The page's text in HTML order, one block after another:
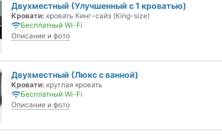
Двухместный (Улучшенный с 1 кроватью)
Кровати: кровать Кинг-сайз (King-size)
Бесплатный Wi-Fi
Описание и фото
Двухместный (Люкс с ванной)
Кровати: круглая кровать
Бесплатный Wi-Fi
Описание и фото